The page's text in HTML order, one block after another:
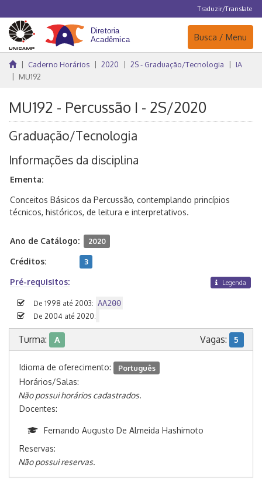
Traduzir/Translate
Navegação
Busca / Menu
Caderno Horários 2020 2S - Graduação/Tecnologia
IA
MU192
MU192 - Percussão I - 2S/2020
Graduação/Tecnologia
Informações da disciplina
Ementa:
Conceitos Básicos da Percussão, contemplando princípios
técnicos, históricos, de leitura e interpretativos.
Ano de Catálogo: 2020
Créditos: 3
Pré-requisitos: Legenda
De 1998 até 2003: AA200
De 2004 até 2020:
Turma: A Vagas: 5
Idioma de oferecimento: Português
Horários/Salas:
Não possui horários cadastrados.
Docentes:
Fernando Augusto De Almeida Hashimoto
Reservas:
Não possui reservas.